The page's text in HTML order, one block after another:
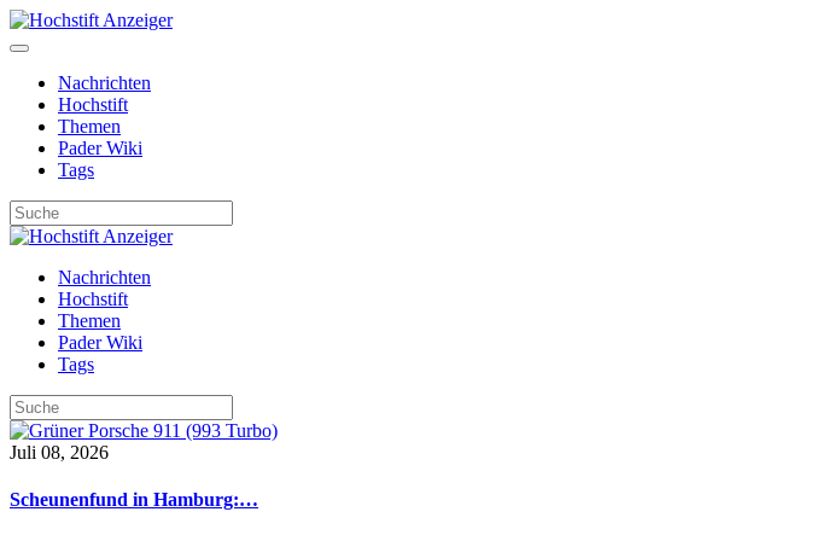
Nachrichten
Hochstift
Themen
Pader Wiki
Tags
Nachrichten
Hochstift
Themen
Pader Wiki
Tags
Juli 08, 2026
Scheunenfund in Hamburg:…